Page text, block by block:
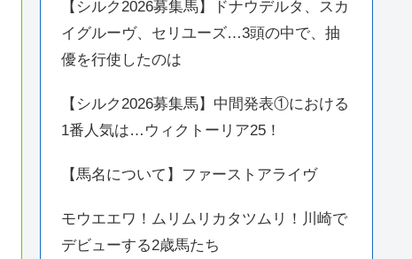
【シルク2026募集馬】ドナウデルタ、スカ
イグルーヴ、セリユーズ…3頭の中で、抽
優を行使したのは
【シルク2026募集馬】中間発表①における
1番人気は…ウィクトーリア25！
【馬名について】ファーストアライヴ
モウエエワ！ムリムリカタツムリ！川崎で
デビューする2歳馬たち